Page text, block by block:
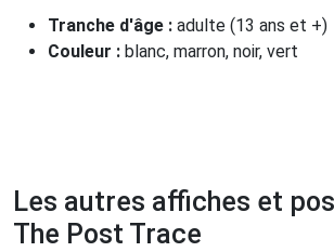
Tranche d'âge : adulte (13 ans et +)
Couleur : blanc, marron, noir, vert
Les autres affiches et
The Post Trace